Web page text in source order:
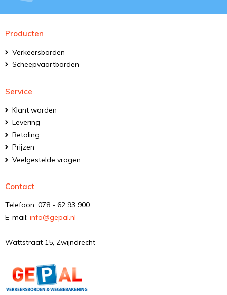
Producten
Verkeersborden
Scheepvaartborden
Service
Klant worden
Levering
Betaling
Prijzen
Veelgestelde vragen
Contact
Telefoon: 078 - 62 93 900
E-mail: info@gepal.nl
Wattstraat 15, Zwijndrecht